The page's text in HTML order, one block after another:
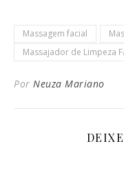
Massagem facial
Massajador de Limpeza
Por Neuza Mariano